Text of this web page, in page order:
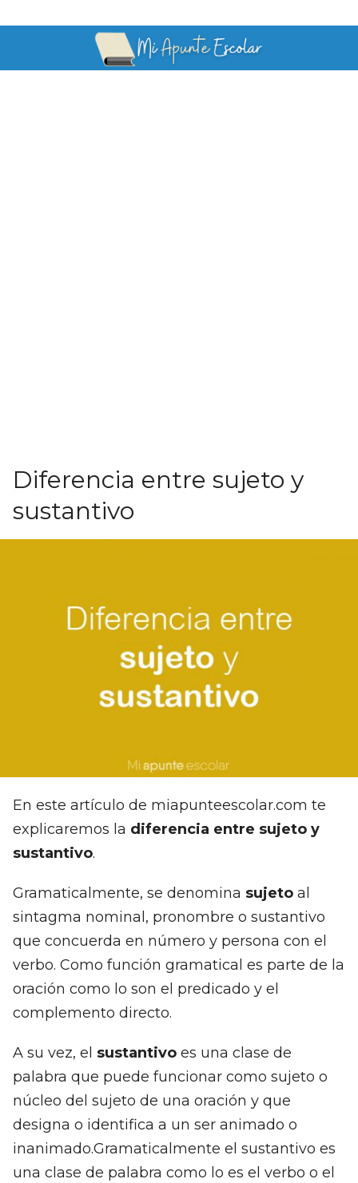
Diferencia entre sujeto y
sustantivo
En este artículo de miapunteescolar.com te
explicaremos la diferencia entre sujeto y
sustantivo.
Gramaticalmente, se denomina sujeto al
sintagma nominal, pronombre o sustantivo
que concuerda en número y persona con el
verbo. Como función gramatical es parte de la
oración como lo son el predicado y el
complemento directo.
A su vez, el sustantivo es una clase de
palabra que puede funcionar como sujeto o
núcleo del sujeto de una oración y que
designa o identifica a un ser animado o
inanimado.Gramaticalmente el sustantivo es
una clase de palabra como lo es el verbo o el